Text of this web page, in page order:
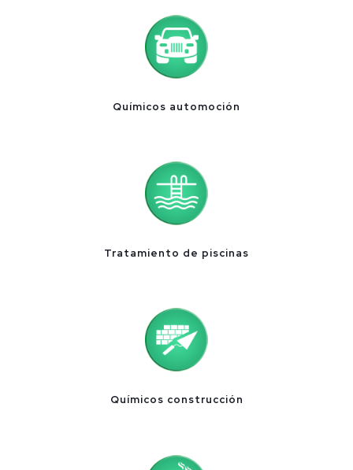
Químicos automoción
Tratamiento de piscinas
Químicos construcción